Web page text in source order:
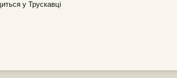
у Трускавці